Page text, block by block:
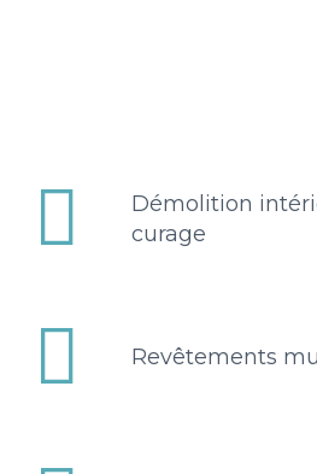


Démolition
curage

 Revêtements